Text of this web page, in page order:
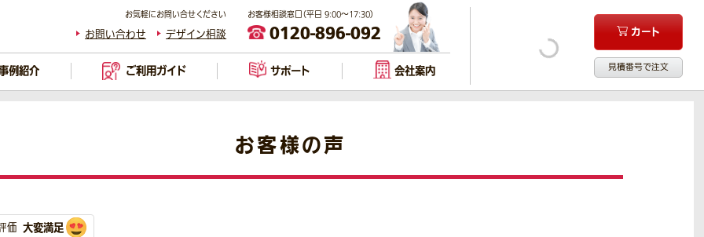
お気軽にお問い合せください
お問い合わせ デザイン相談
お客様相談窓口（平日 9:00～17:30）
0120-896-092 カート
見積番号で注文
例紹介 ご利用ガイド サポート 会社案内
お客様の声
価 大変満足